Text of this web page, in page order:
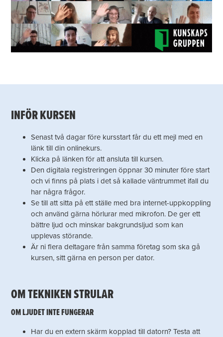
INFÖR KURSEN
Senast två dagar före kursstart får du ett mejl med en
länk till din onlinekurs.
Klicka på länken för att ansluta till kursen.
Den digitala registreringen öppnar 30 minuter före start
och vi finns på plats i det så kallade väntrummet ifall du
har några frågor.
Se till att sitta på ett ställe med bra internet-uppkoppling
och använd gärna hörlurar med mikrofon. De ger ett
bättre ljud och minskar bakgrundsljud som kan
upplevas störande.
Är ni flera deltagare från samma företag som ska gå
kursen, sitt gärna en person per dator.
OM TEKNIKEN STRULAR
OM LJUDET INTE FUNGERAR
Har du en extern skärm kopplad till datorn? Testa att